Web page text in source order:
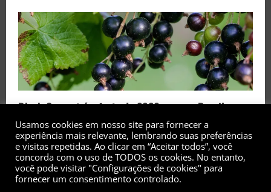
Black Currant é a fruta de 2026 rara no Brasil
Redação MC 0
Usamos cookies em nosso site para fornecer a
experiência mais relevante, lembrando suas preferências
e visitas repetidas. Ao clicar em “Aceitar todos”, você
concorda com o uso de TODOS os cookies. No entanto,
você pode visitar "Configurações de cookies" para
fornecer um consentimento controlado.